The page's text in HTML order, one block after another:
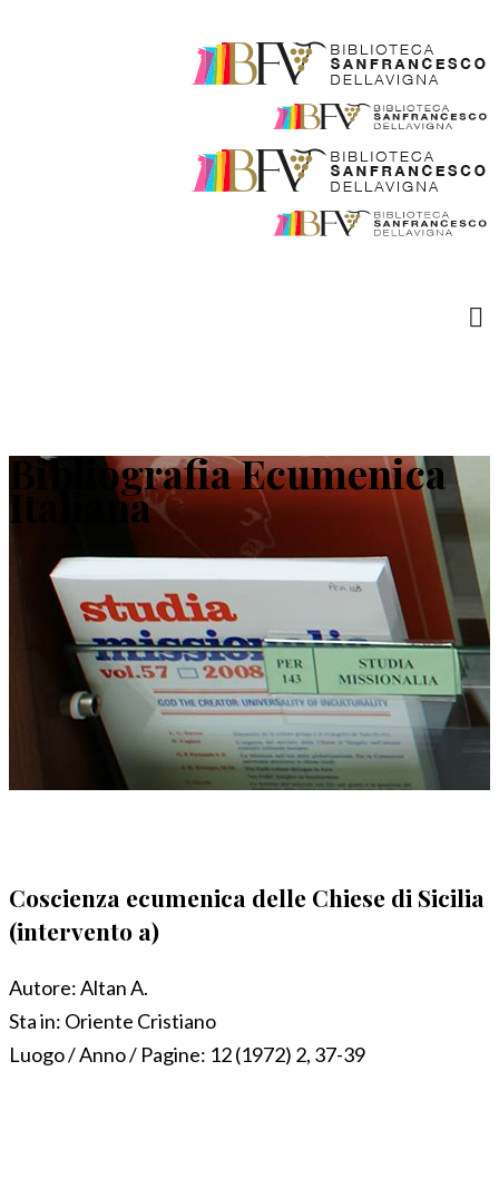
Bibliografia Ecumenica
Italiana
Coscienza ecumenica delle Chiese di Sicilia
(intervento a)
Autore:Altan A.
Sta in: Oriente Cristiano
Luogo / Anno / Pagine: 12 (1972) 2, 37-39